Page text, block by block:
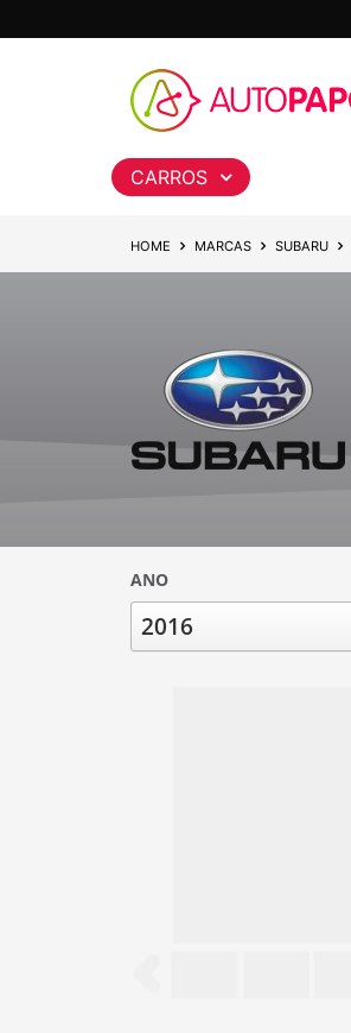
CARROS
HOME MARCAS SUBARU
ANO
2016